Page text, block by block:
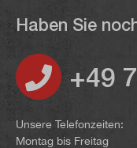
Haben Sie
+49
Unsere Telefonzeiten:
Montag bis Freitag